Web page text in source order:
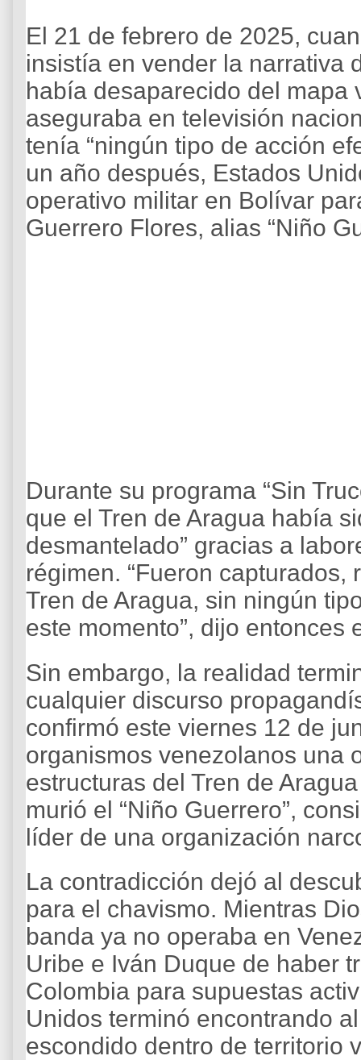
El 21 de febrero de 2025,
insistía en vender la narrativa
había desaparecido del
aseguraba en televisión
tenía “ningún tipo de acción
un año después, Estados
operativo militar en Bolívar
Guerrero Flores, alias “Niño
Durante su programa “Sin
que el Tren de Aragua había
desmantelado” gracias a
régimen. “Fueron
Tren de Aragua, sin ningún
este momento”, dijo entonces
Sin embargo, la realidad
cualquier discurso
confirmó este viernes 12 de
organismos venezolanos una
estructuras del Tren de
murió el “Niño Guerrero”,
líder de una organización
La contradicción dejó al
para el chavismo. Mientras
banda ya no operaba en
Uribe e Iván Duque de haber
Colombia para supuestas
Unidos terminó encontrando
escondido dentro de territorio